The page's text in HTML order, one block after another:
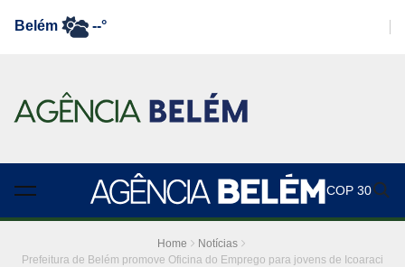
Belém --°
COP 30
Home
Notícias
Prefeitura de Belém promove Oficina do Emprego para jovens de Icoaraci